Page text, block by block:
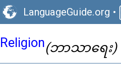
LanguageGuide.org •
Religion(ဘာသာရေး)